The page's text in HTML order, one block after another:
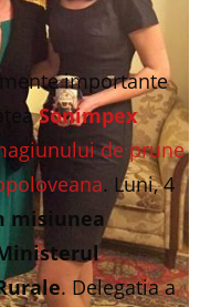
importante
Sonimpex
de prune
. Luni, 4
misiunea
. Delegatia a